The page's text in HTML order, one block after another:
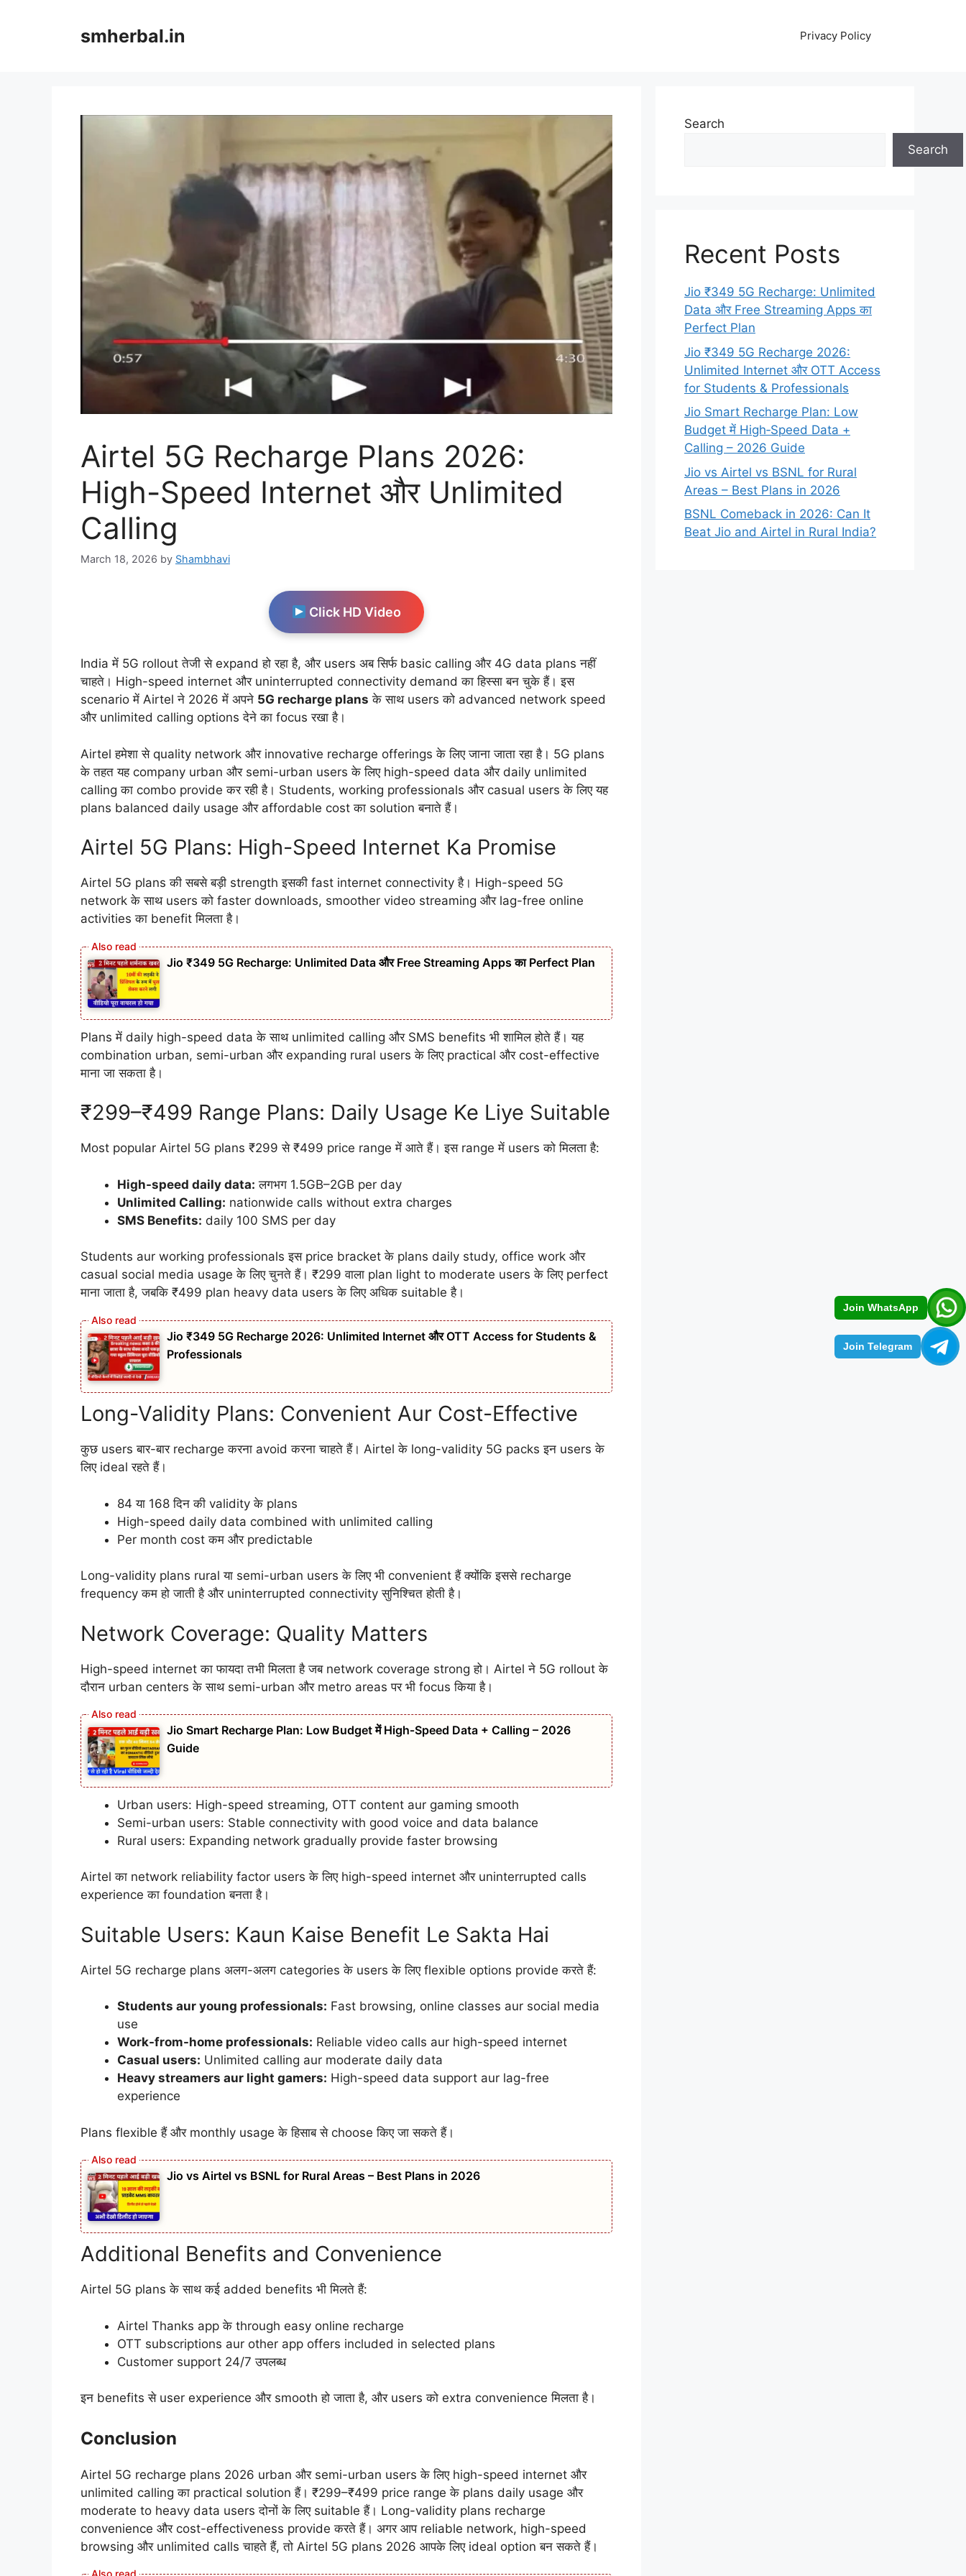
Join WhatsApp
Join Telegram
smherbal.in Privacy Policy
Airtel 5G Recharge Plans 2026:
High-Speed Internet और Unlimited
Calling
March 18, 2026 by Shambhavi
Click HD Video
India में 5G rollout तेजी से expand हो रहा है, और users अब सिर्फ basic calling और 4G data plans नहीं
चाहते। High-speed internet और uninterrupted connectivity demand का हिस्सा बन चुके हैं। इस
scenario में Airtel ने 2026 में अपने 5G recharge plans के साथ users को advanced network speed
और unlimited calling options देने का focus रखा है।
Airtel हमेशा से quality network और innovative recharge offerings के लिए जाना जाता रहा है। 5G plans
के तहत यह company urban और semi-urban users के लिए high-speed data और daily unlimited
calling का combo provide कर रही है। Students, working professionals और casual users के लिए यह
plans balanced daily usage और affordable cost का solution बनाते हैं।
Airtel 5G Plans: High-Speed Internet Ka Promise
Airtel 5G plans की सबसे बड़ी strength इसकी fast internet connectivity है। High-speed 5G
network के साथ users को faster downloads, smoother video streaming और lag-free online
activities का benefit मिलता है।
Jio ₹349 5G Recharge: Unlimited Data और Free Streaming Apps का Perfect Plan
Plans में daily high-speed data के साथ unlimited calling और SMS benefits भी शामिल होते हैं। यह
combination urban, semi-urban और expanding rural users के लिए practical और cost-effective
माना जा सकता है।
₹299–₹499 Range Plans: Daily Usage Ke Liye Suitable
Most popular Airtel 5G plans ₹299 से ₹499 price range में आते हैं। इस range में users को मिलता है:
High-speed daily data: लगभग 1.5GB–2GB per day
Unlimited Calling: nationwide calls without extra charges
SMS Benefits: daily 100 SMS per day
Students aur working professionals इस price bracket के plans daily study, office work और
casual social media usage के लिए चुनते हैं। ₹299 वाला plan light to moderate users के लिए perfect
माना जाता है, जबकि ₹499 plan heavy data users के लिए अधिक suitable है।
Jio ₹349 5G Recharge 2026: Unlimited Internet और OTT Access for Students &
Professionals
Long-Validity Plans: Convenient Aur Cost-Effective
कुछ users बार-बार recharge करना avoid करना चाहते हैं। Airtel के long-validity 5G packs इन users के
लिए ideal रहते हैं।
84 या 168 दिन की validity के plans
High-speed daily data combined with unlimited calling
Per month cost कम और predictable
Long-validity plans rural या semi-urban users के लिए भी convenient हैं क्योंकि इससे recharge
frequency कम हो जाती है और uninterrupted connectivity सुनिश्चित होती है।
Network Coverage: Quality Matters
High-speed internet का फायदा तभी मिलता है जब network coverage strong हो। Airtel ने 5G rollout के
दौरान urban centers के साथ semi-urban और metro areas पर भी focus किया है।
Jio Smart Recharge Plan: Low Budget में High‑Speed Data + Calling – 2026
Guide
Urban users: High-speed streaming, OTT content aur gaming smooth
Semi-urban users: Stable connectivity with good voice and data balance
Rural users: Expanding network gradually provide faster browsing
Airtel का network reliability factor users के लिए high-speed internet और uninterrupted calls
experience का foundation बनता है।
Suitable Users: Kaun Kaise Benefit Le Sakta Hai
Airtel 5G recharge plans अलग-अलग categories के users के लिए flexible options provide करते हैं:
Students aur young professionals: Fast browsing, online classes aur social media
use
Work-from-home professionals: Reliable video calls aur high-speed internet
Casual users: Unlimited calling aur moderate daily data
Heavy streamers aur light gamers: High-speed data support aur lag-free
experience
Plans flexible हैं और monthly usage के हिसाब से choose किए जा सकते हैं।
Jio vs Airtel vs BSNL for Rural Areas – Best Plans in 2026
Additional Benefits and Convenience
Airtel 5G plans के साथ कई added benefits भी मिलते हैं:
Airtel Thanks app के through easy online recharge
OTT subscriptions aur other app offers included in selected plans
Customer support 24/7 उपलब्ध
इन benefits से user experience और smooth हो जाता है, और users को extra convenience मिलता है।
Conclusion
Airtel 5G recharge plans 2026 urban और semi-urban users के लिए high-speed internet और
unlimited calling का practical solution हैं। ₹299–₹499 price range के plans daily usage और
moderate to heavy data users दोनों के लिए suitable हैं। Long-validity plans recharge
convenience और cost-effectiveness provide करते हैं। अगर आप reliable network, high-speed
browsing और unlimited calls चाहते हैं, तो Airtel 5G plans 2026 आपके लिए ideal option बन सकते हैं।
Search
Search
Recent Posts
Jio ₹349 5G Recharge: Unlimited
Data और Free Streaming Apps का
Perfect Plan
Jio ₹349 5G Recharge 2026:
Unlimited Internet और OTT Access
for Students & Professionals
Jio Smart Recharge Plan: Low
Budget में High‑Speed Data +
Calling – 2026 Guide
Jio vs Airtel vs BSNL for Rural
Areas – Best Plans in 2026
BSNL Comeback in 2026: Can It
Beat Jio and Airtel in Rural India?